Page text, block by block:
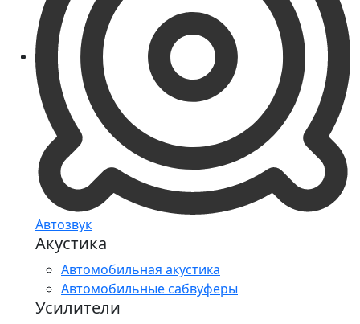
Автозвук
Акустика
Автомобильная акустика
Автомобильные сабвуферы
Усилители